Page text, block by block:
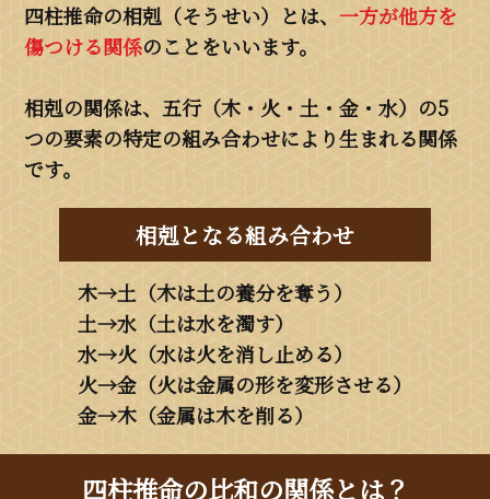
四柱推命の相剋（そうせい）とは、一方が他方を
傷つける関係のことをいいます。
相剋の関係は、五行（木・火・土・金・水）の5
つの要素の特定の組み合わせにより生まれる関係
です。
相剋となる組み合わせ
木→土（木は土の養分を奪う）
土→水（土は水を濁す）
水→火（水は火を消し止める）
火→金（火は金属の形を変形させる）
金→木（金属は木を削る）
四柱推命の比和の関係とは？